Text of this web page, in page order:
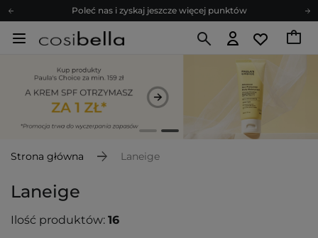
Poleć nas i zyskaj jeszcze więcej punktów
Zapisz się na newsletter pełen porad
Z nami to możliwe! Realizacja zamówienia do 24h.
Poleć nas i zyskaj jeszcze więcej punktów
Zapisz się na newsletter pełen porad
Strona główna Laneige
Laneige
Ilość produktów: 16